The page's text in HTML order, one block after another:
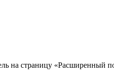
на страницу «Расширенный